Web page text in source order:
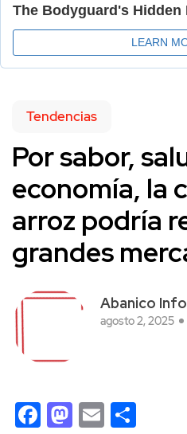
Tendencias
Por sabor,
economía, la
arroz podría
grandes
Abanico
agosto 2, 2025
Facebook
Mastodon
Email